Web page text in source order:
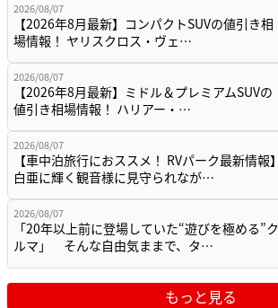
2026/08/07
【2026年8月最新】コンパクトSUVの値引き相
場情報！ ヤリスクロス・ヴェ…
2026/08/07
【2026年8月最新】ミドル＆プレミアムSUVの
値引き相場情報！ ハリアー・…
2026/08/07
【車中泊旅行におススメ！ RVパーク最新情報】
白亜に輝く観音様に見守られなが…
2026/08/07
「20年以上前に登場していた“遊びを極める”ク
ルマ」 そんな自由気ままで、タ…
もっと見る